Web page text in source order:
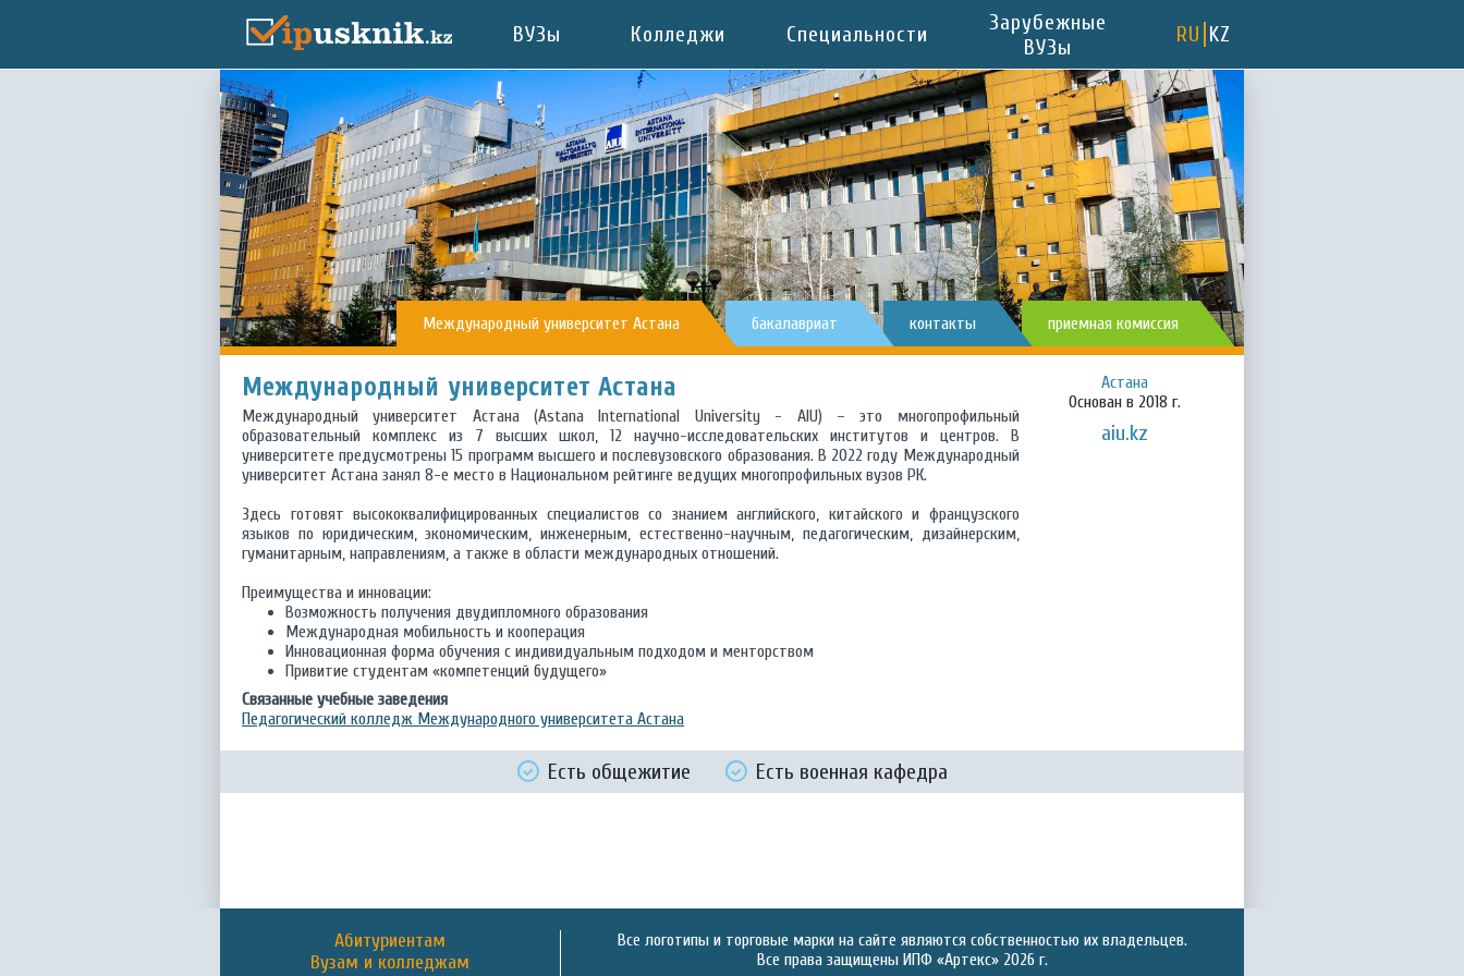
ВУЗы Колледжи Специальности
Зарубежные
ВУЗы
RU KZ
Международный университет Астана бакалавриат контакты приемная комиссия
Международный университет Астана
Международный университет Астана (Astana International University - AIU) – это многопрофильный
образовательный комплекс из 7 высших школ, 12 научно-исследовательских институтов и центров. В
университете предусмотрены 15 программ высшего и послевузовского образования. В 2022 году Международный
университет Астана занял 8-е место в Национальном рейтинге ведущих многопрофильных вузов РК.
Здесь готовят высококвалифицированных специалистов со знанием английского, китайского и французского
языков по юридическим, экономическим, инженерным, естественно-научным, педагогическим, дизайнерским,
гуманитарным, направлениям, а также в области международных отношений.
Преимущества и инновации:
Возможность получения двудипломного образования
Международная мобильность и кооперация
Инновационная форма обучения с индивидуальным подходом и менторством
Привитие студентам «компетенций будущего»
Связанные учебные заведения
Педагогический колледж Международного университета Астана
Астана
Основан в 2018 г.
aiu.kz
Есть общежитие Есть военная кафедра
Абитуриентам
Вузам и колледжам
Все логотипы и торговые марки на сайте являются собственностью их владельцев.
Все права защищены ИПФ «Артекс» 2026 г.